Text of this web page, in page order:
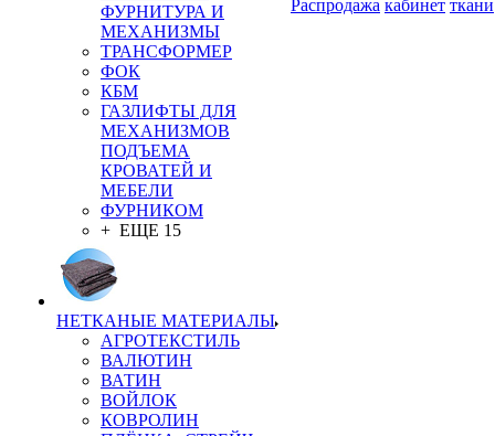
ФУРНИТУРА И
МЕХАНИЗМЫ
ТРАНСФОРМЕР
ФОК
КБМ
ГАЗЛИФТЫ ДЛЯ
МЕХАНИЗМОВ
ПОДЪЕМА
КРОВАТЕЙ И
МЕБЕЛИ
ФУРНИКОМ
+ ЕЩЕ 15
НЕТКАНЫЕ МАТЕРИАЛЫ
АГРОТЕКСТИЛЬ
ВАЛЮТИН
ВАТИН
ВОЙЛОК
КОВРОЛИН
Распродажа кабинет ткани